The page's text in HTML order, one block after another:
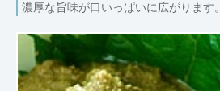
濃厚な旨味が口いっぱいに広がります。